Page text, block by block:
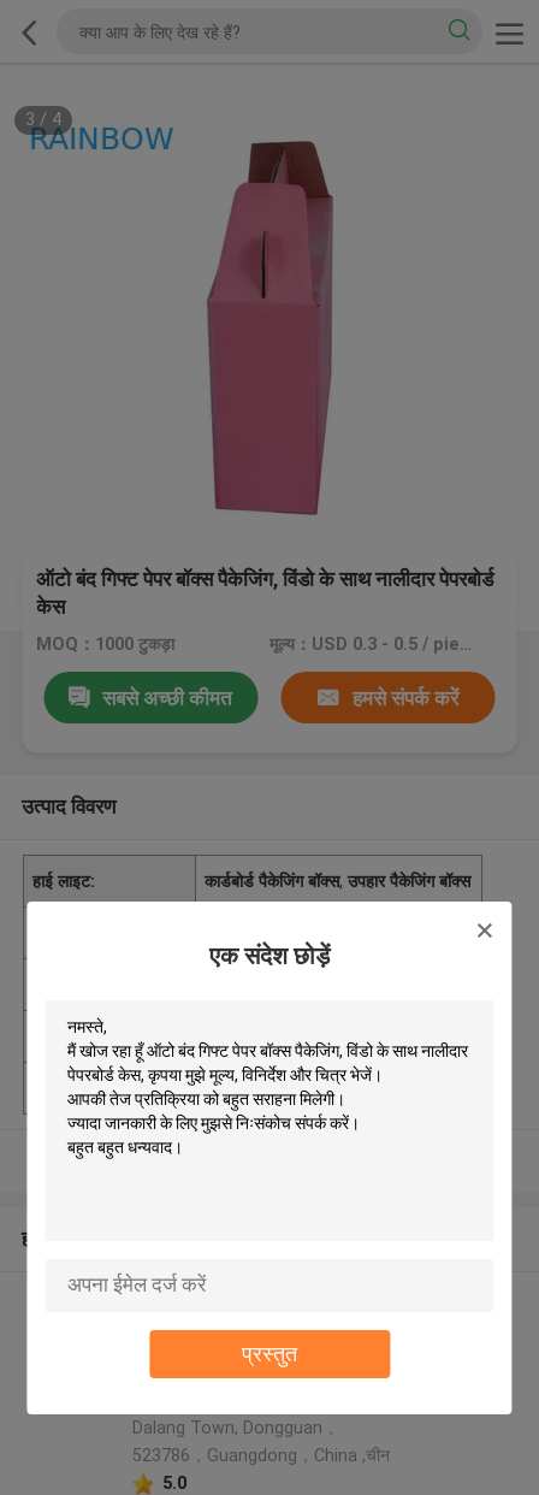
एक संदेश छोड़ें
प्रस्तुत
3 / 4
ऑटो बंद गिफ्ट पेपर बॉक्स पैकेजिंग, विंडो के साथ नालीदार पेपरबोर्ड
केस
MOQ：1000 टुकड़ा मूल्य：USD 0.3 - 0.5 / piece
सबसे अच्छी कीमत हमसे संपर्क करें
उत्पाद विवरण
हाई लाइट: कार्डबोर्ड पैकेजिंग बॉक्स,उपहार पैकेजिंग बॉक्स
न्यूनतम आदेश मात्रा
पैकेजिंग विवरण बाहरी दफ़्ती बॉक्स
हमारे बारे में
निर्माता प्रोफ़ाइल
Address: 5th Floor, Building 6,
Dalang Town, Dongguan，
523786，Guangdong，China ,चीन
5.0